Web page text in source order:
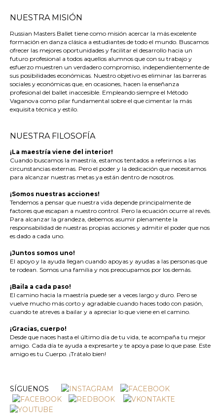
NUESTRA MISIÓN
Russian Masters Ballet tiene como misión acercar la más excelente
formación en danza clásica a estudiantes de todo el mundo. Buscamos
ofrecer las mejores oportunidades y facilitar el desarrollo hacia un
futuro profesional a todos aquellos alumnos que con su trabajo y
esfuerzo muestren un verdadero compromiso, independientemente de
sus posibilidades económicas. Nuestro objetivo es eliminar las barreras
sociales y económicas que, en ocasiones, hacen la enseñanza
profesional del ballet inaccesible. Empleando siempre el Método
Vaganova como pilar fundamental sobre el que cimentar la más
exquisita técnica y estilo.
NUESTRA FILOSOFÍA
¡La maestría viene del interior!
Cuando buscamos la maestría, estamos tentados a referirnos a las
circunstancias externas. Pero el poder y la dedicación que necesitamos
para alcanzar nuestras metas ya están dentro de nosotros.
¡Somos nuestras acciones!
Tendemos a pensar que nuestra vida depende principalmente de
factores que escapan a nuestro control. Pero la ecuación ocurre al revés.
Para alcanzar la grandeza, debemos asumir plenamente la
responsabilidad de nuestras propias acciones y admitir el poder que nos
es dado a cada uno.
¡Juntos somos uno!
El apoyo y la ayuda llegan cuando apoyas y ayudas a las personas que
te rodean. Somos una familia y nos preocupamos por los demás.
¡Baila a cada paso!
El camino hacia la maestría puede ser a veces largo y duro. Pero se
vuelve mucho más corto y agradable cuando haces todo con pasión,
cuando te atreves a bailar y a apreciar lo que viene en el camino.
¡Gracias, cuerpo!
Desde que naces hasta el último día de tu vida, te acompaña tu mejor
amigo. Cada día te ayuda a expresarte y te apoya pase lo que pase. Este
amigo es tu Cuerpo. ¡Trátalo bien!
SÍGUENOS